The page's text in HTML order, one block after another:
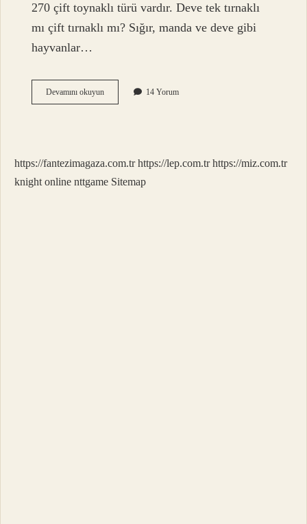
270 çift toynaklı türü vardır. Deve tek tırnaklı
mı çift tırnaklı mı? Sığır, manda ve deve gibi
hayvanlar…
Devamını okuyunÇift
Tırnaklı
14 Yorum
https://fantezimagaza.com.tr https://lep.com.tr https://miz.com.tr
knight online nttgame Sitemap